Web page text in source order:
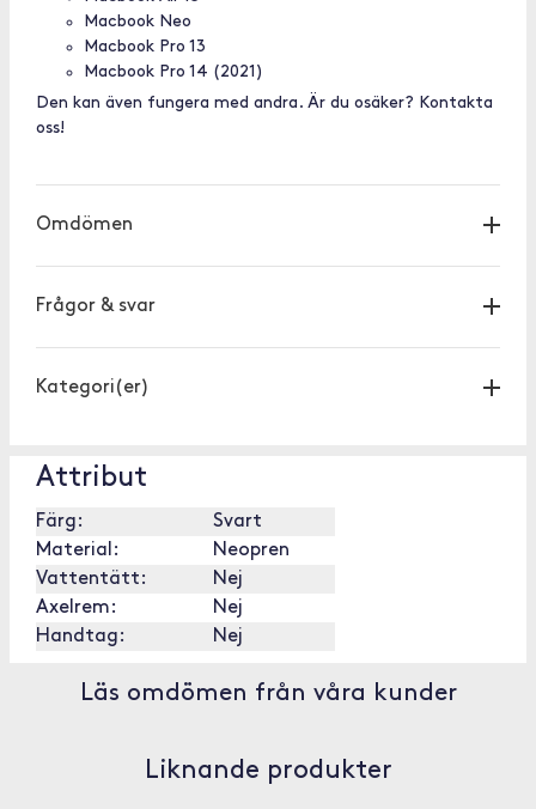
Macbook Neo
Macbook Pro 13
Macbook Pro 14 (2021)
Den kan även fungera med andra. Är du osäker? Kontakta
oss!
Omdömen
Frågor & svar
Kategori(er)
Attribut
Färg:
Svart
Material:
Neopren
Vattentätt:
Nej
Axelrem:
Nej
Handtag:
Nej
Läs omdömen från våra kunder
Liknande produkter